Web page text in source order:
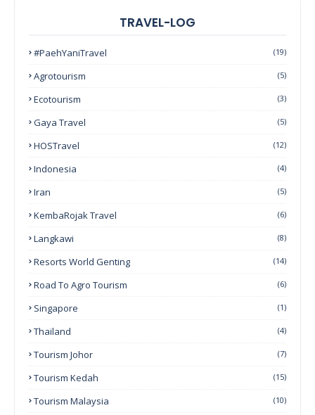
TRAVEL-LOG
#PaehYaniTravel (19)
Agrotourism (5)
Ecotourism (3)
Gaya Travel (5)
HOSTravel (12)
Indonesia (4)
Iran (5)
KembaRojak Travel (6)
Langkawi (8)
Resorts World Genting (14)
Road To Agro Tourism (6)
Singapore (1)
Thailand (4)
Tourism Johor (7)
Tourism Kedah (15)
Tourism Malaysia (10)